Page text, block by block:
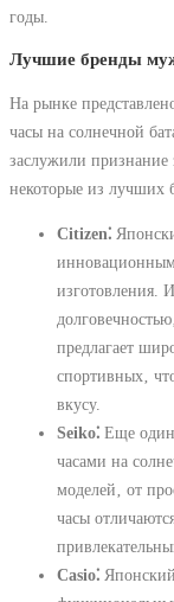
годы.
Лучшие бренды
На рынке
часы на солнечной
заслужили признание
некоторые из лучших
Citizen⁚
изготовления.
предлагает
спортивных‚
вкусу.
Seiko⁚ Еще один
часами на
моделей‚ от
часы
Casio⁚